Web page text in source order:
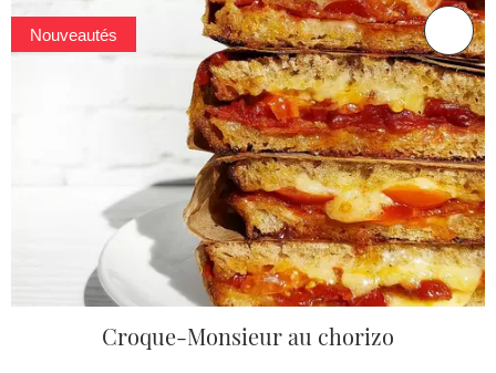
Nouveautés
Croque-Monsieur au chorizo